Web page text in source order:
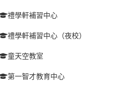
禮學軒補習中心
禮學軒補習中心（夜校）
童天空教室
第一智才教育中心